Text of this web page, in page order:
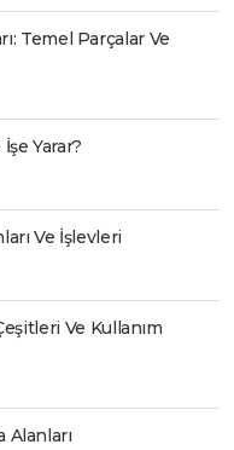
Temel Parçalar Ve
Yarar?
Ve İşlevleri
Ve Kullanım
Alanları